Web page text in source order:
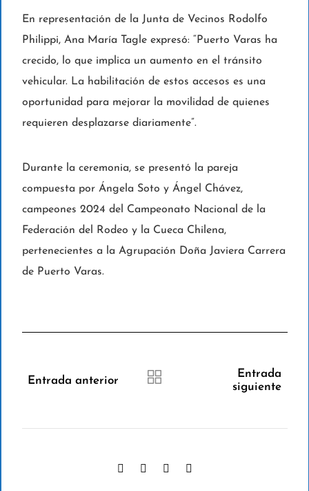
En representación de la Junta de Vecinos Rodolfo
Philippi, Ana María Tagle expresó: “Puerto Varas ha
crecido, lo que implica un aumento en el tránsito
vehicular. La habilitación de estos accesos es una
oportunidad para mejorar la movilidad de quienes
requieren desplazarse diariamente”.
Durante la ceremonia, se presentó la pareja
compuesta por Ángela Soto y Ángel Chávez,
campeones 2024 del Campeonato Nacional de la
Federación del Rodeo y la Cueca Chilena,
pertenecientes a la Agrupación Doña Javiera Carrera
de Puerto Varas.
Entrada anterior
Entrada
siguiente